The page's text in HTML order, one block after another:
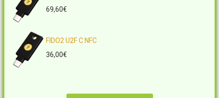
69,60€
FIDO2 U2F C NFC
36,00€